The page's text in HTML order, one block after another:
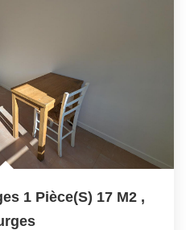
1 Pièce(s) 17 M2 ,